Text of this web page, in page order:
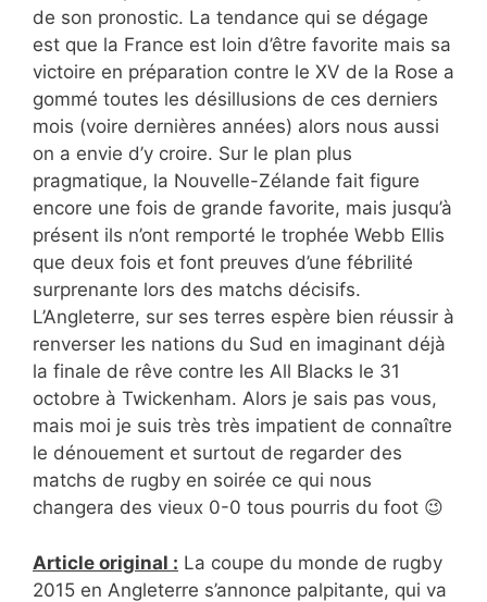
de son pronostic. La tendance qui se dégage
est que la France est loin d’être favorite mais sa
victoire en préparation contre le XV de la Rose a
gommé toutes les désillusions de ces derniers
mois (voire dernières années) alors nous aussi
on a envie d’y croire. Sur le plan plus
pragmatique, la Nouvelle-Zélande fait figure
encore une fois de grande favorite, mais jusqu’à
présent ils n’ont remporté le trophée Webb Ellis
que deux fois et font preuves d’une fébrilité
surprenante lors des matchs décisifs.
L’Angleterre, sur ses terres espère bien réussir à
renverser les nations du Sud en imaginant déjà
la finale de rêve contre les All Blacks le 31
octobre à Twickenham. Alors je sais pas vous,
mais moi je suis très très impatient de connaître
le dénouement et surtout de regarder des
matchs de rugby en soirée ce qui nous
changera des vieux 0-0 tous pourris du foot 😉
Article original : La coupe du monde de rugby
2015 en Angleterre s’annonce palpitante, qui va